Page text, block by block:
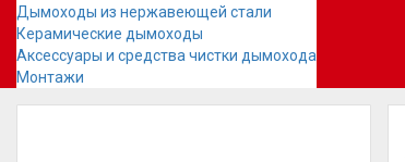
Дымоходы из нержавеющей стали
Керамические дымоходы
Аксессуары и средства чистки дымохода
Монтажи